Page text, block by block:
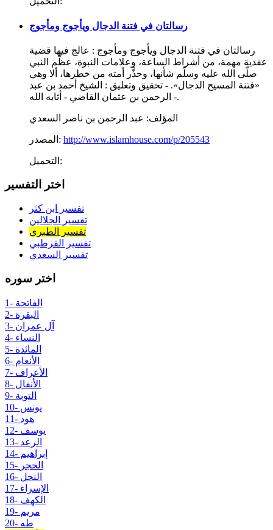
رسالتان في فتنة الدجال ويأجوج ومأجوج
رسالتان في فتنة الدجال ويأجوج ومأجوج : عالج فيها قضية
عقدية مهمة، من أشراط الساعة، وعلامات النبوة، عظَّم النبي
صلّى الله عليه وسلّم شأنها، وحذَّر أمته من خطرها، ألا وهي
«فتنة المسيح الدجال». - تحقيق وتعليق : الشيخ أحمد بن عبد
الرحمن بن عثمان القاضي - أثابه الله -.
المؤلف: عبد الرحمن بن ناصر السعدي
المصدر: http://www.islamhouse.com/p/205543
التحميل:
اختر التفسير
تفسير ابن كثر
تفسير الجلالين
تفسير الطبري
تفسير القرطبي
تفسير السعدي
اختر سوره
1- الفاتحة
2- البقرة
3- آل عمران
4- النساء
5- المائدة
6- الأنعام
7- الأعراف
8- الأنفال
9- التوبة
10- يونس
11- هود
12- يوسف
13- الرعد
14- إبراهيم
15- الحجر
16- النحل
17- الإسراء
18- الكهف
19- مريم
20- طه